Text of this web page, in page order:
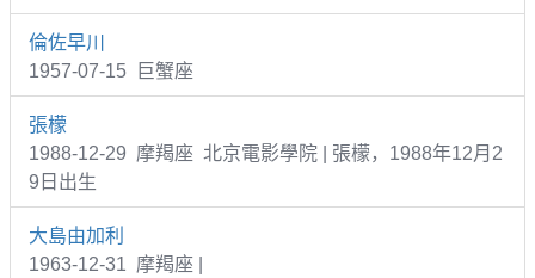
倫佐早川
1957-07-15 巨蟹座
張檬
1988-12-29 摩羯座 北京電影學院 | 張檬，1988年12月2
9日出生
大島由加利
1963-12-31 摩羯座 |